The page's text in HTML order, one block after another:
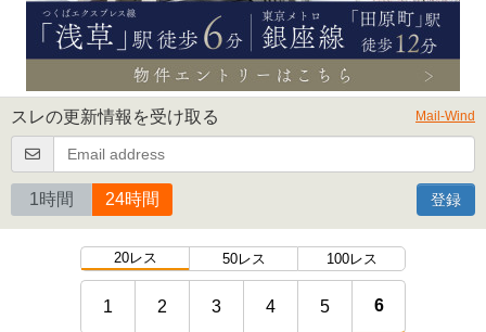
スレの更新情報を受け取る Mail-Wind
1時間 24時間 登録
20レス 50レス 100レス
1 2 3 4 5 6